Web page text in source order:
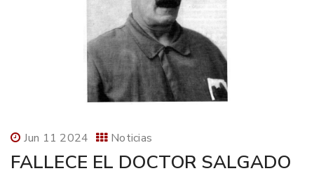
Jun 11 2024 Noticias
FALLECE EL DOCTOR SALGADO